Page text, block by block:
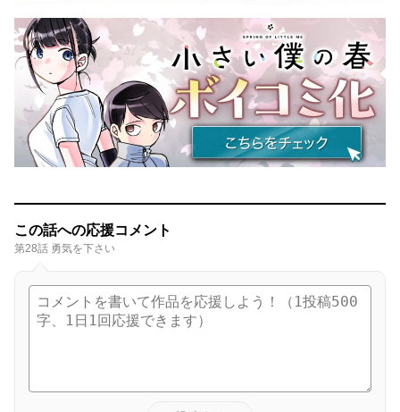
この話への応援コメント
第28話 勇気を下さい